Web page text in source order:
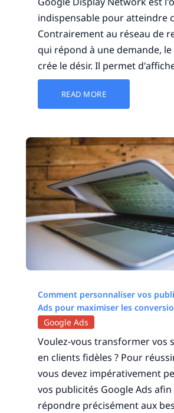
indispensable pour atteindre
Contrairement au réseau de
qui répond à une demande, le
crée le désir. Il permet
READ MORE
Comment personnaliser vos
Ads pour maximiser les
Google Ads
Voulez-vous transformer vos
en clients fidèles ? Pour
vous devez impérativement
vos publicités Google Ads afin
répondre précisément aux